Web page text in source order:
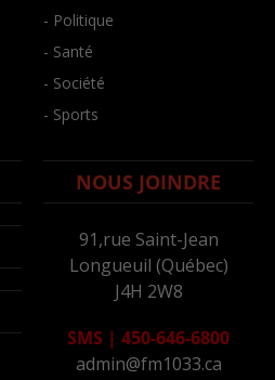
- Politique
- Santé
- Société
- Sports
NOUS JOINDRE
91,rue Saint-Jean
Longueuil (Québec)
J4H 2W8
SMS | 450-646-6800
admin@fm1033.ca